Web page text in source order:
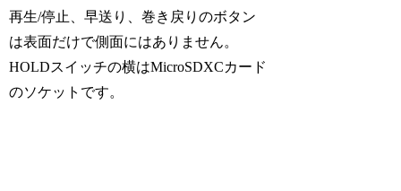
再生/停止、早送り、巻き戻りのボタン
は表面だけで側面にはありません。
HOLDスイッチの横はMicroSDXCカード
のソケットです。